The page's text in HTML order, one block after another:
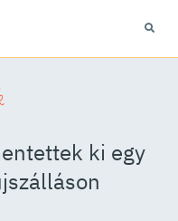
ki egy